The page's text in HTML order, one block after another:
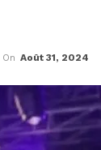
On Août 31, 2024